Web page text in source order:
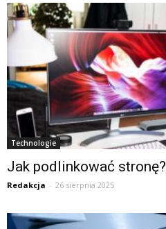
Technologie
Jak podlinkować stronę?
Redakcja - 26 sierpnia 2025